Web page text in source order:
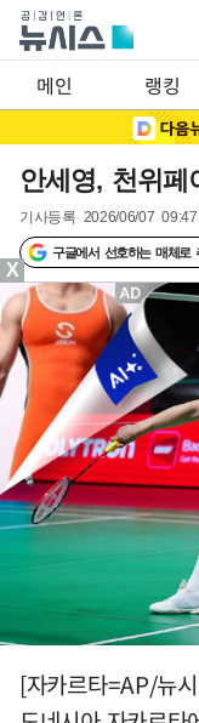
메인 랭킹
안세영, 천위
기사등록 2026/06/07
구글에서 선호하는 매체로
[자카르타=AP/뉴
X